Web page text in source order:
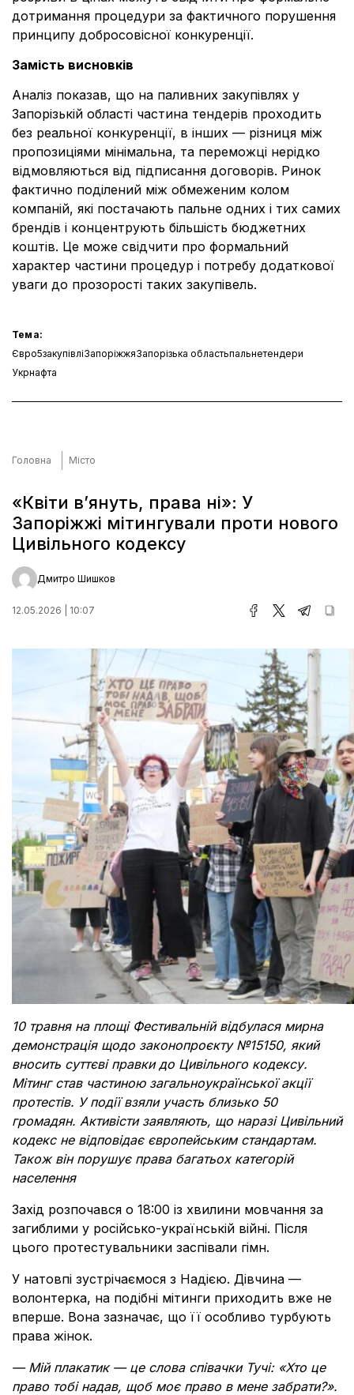
дотримання процедури за фактичного порушення
принципу добросовісної конкуренції.
Замість висновків
Аналіз показав, що на паливних закупівлях у
Запорізькій області частина тендерів проходить
без реальної конкуренції, в інших — різниця між
пропозиціями мінімальна, та переможці нерідко
відмовляються від підписання договорів. Ринок
фактично поділений між обмеженим колом
компаній, які постачають пальне одних і тих самих
брендів і концентрують більшість бюджетних
коштів. Це може свідчити про формальний
характер частини процедур і потребу додаткової
уваги до прозорості таких закупівель.
Тема:
Євро5закупівліЗапоріжжяЗапорізька областьпальнетендери
Укрнафта
Головна Місто
«Квіти в’януть, права ні»: У
Запоріжжі мітингували проти нового
Цивільного кодексу
Дмитро Шишков
12.05.2026 | 10:07
10 травня на площі Фестивальній відбулася мирна
демонстрація щодо законопроєкту №15150, який
вносить суттєві правки до Цивільного кодексу.
Мітинг став частиною загальноукраїнської акції
протестів. У події взяли участь близько 50
громадян. Активісти заявляють, що наразі Цивільний
кодекс не відповідає європейським стандартам.
Також він порушує права багатьох категорій
населення
Захід розпочався о 18:00 із хвилини мовчання за
загиблими у російсько-українській війні. Після
цього протестувальники заспівали гімн.
У натовпі зустрічаємося з Надією. Дівчина —
волонтерка, на подібні мітинги приходить вже не
вперше. Вона зазначає, що її особливо турбують
права жінок.
— Мій плакатик — це слова співачки Тучі: «Хто це
право тобі надав, щоб моє право в мене забрати?».